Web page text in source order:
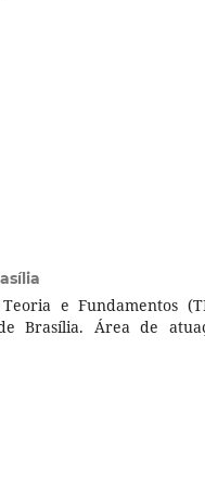
e Fundamentos
Brasília. Área de